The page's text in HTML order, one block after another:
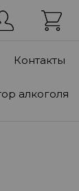
Контакты
алкоголя